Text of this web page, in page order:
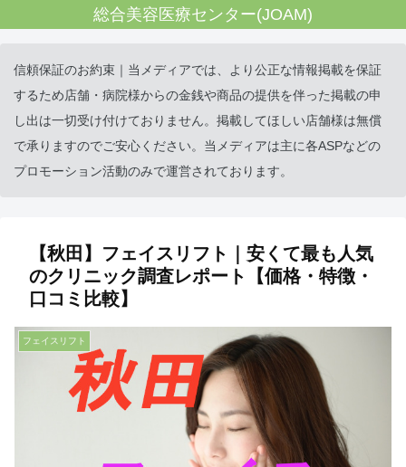
総合美容医療センター(JOAM)
信頼保証のお約束｜当メディアでは、より公正な情報掲載を保証
するため店舗・病院様からの金銭や商品の提供を伴った掲載の申
し出は一切受け付けておりません。掲載してほしい店舗様は無償
で承りますのでご安心ください。当メディアは主に各ASPなどの
プロモーション活動のみで運営されております。
【秋田】フェイスリフト｜安くて最も人気
のクリニック調査レポート【価格・特徴・
口コミ比較】
フェイスリフト